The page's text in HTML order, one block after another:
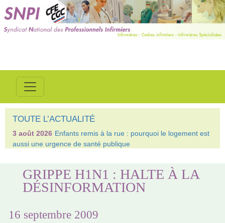
TOUTE L’ACTUALITÉ
3 août 2026 Enfants remis à la rue : pourquoi le logement est
aussi une urgence de santé publique
GRIPPE H1N1 : HALTE À LA
DÉSINFORMATION
16 septembre 2009